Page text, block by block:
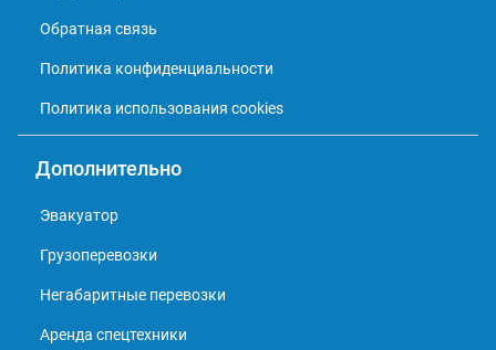
Обратная связь
Политика конфиденциальности
Политика использования cookies
Дополнительно
Эвакуатор
Грузоперевозки
Негабаритные перевозки
Аренда спецтехники